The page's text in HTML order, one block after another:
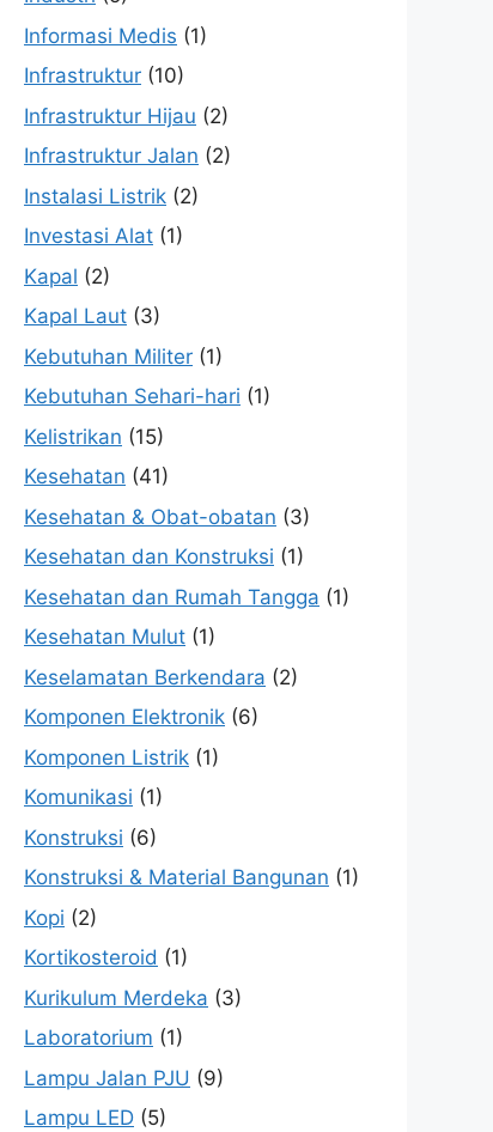
Informasi Medis (1)
Infrastruktur (10)
Infrastruktur Hijau (2)
Infrastruktur Jalan (2)
Instalasi Listrik (2)
Investasi Alat (1)
Kapal (2)
Kapal Laut (3)
Kebutuhan Militer (1)
Kebutuhan Sehari-hari (1)
Kelistrikan (15)
Kesehatan (41)
Kesehatan & Obat-obatan (3)
Kesehatan dan Konstruksi (1)
Kesehatan dan Rumah Tangga (1)
Kesehatan Mulut (1)
Keselamatan Berkendara (2)
Komponen Elektronik (6)
Komponen Listrik (1)
Komunikasi (1)
Konstruksi (6)
Konstruksi & Material Bangunan (1)
Kopi (2)
Kortikosteroid (1)
Kurikulum Merdeka (3)
Laboratorium (1)
Lampu Jalan PJU (9)
Lampu LED (5)